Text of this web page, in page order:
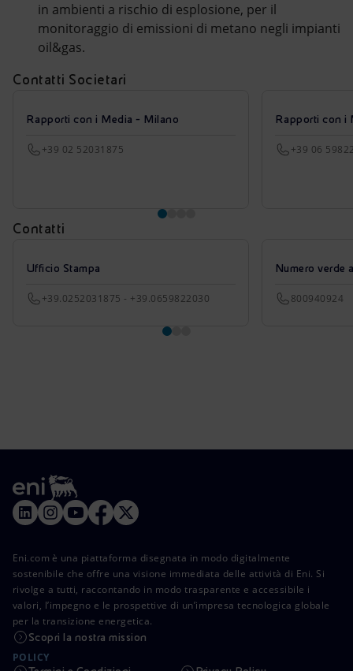
in ambienti a rischio di esplosione, per il
monitoraggio di emissioni di metano negli impianti
oil&gas.
Contatti Societari
Rapporti con i Media - Milano
+39 02 52031875
Rapporti con i
+39 06
Contatti
Ufficio Stampa
+39.0252031875 - +39.0659822030
Numero verde
800940924
Eni.com è una piattaforma disegnata in modo digitalmente
sostenibile che offre una visione immediata delle attività di Eni. Si
rivolge a tutti, raccontando in modo trasparente e accessibile i
valori, l’impegno e le prospettive di un’impresa tecnologica globale
per la transizione energetica.
Scopri la nostra mission
POLICY